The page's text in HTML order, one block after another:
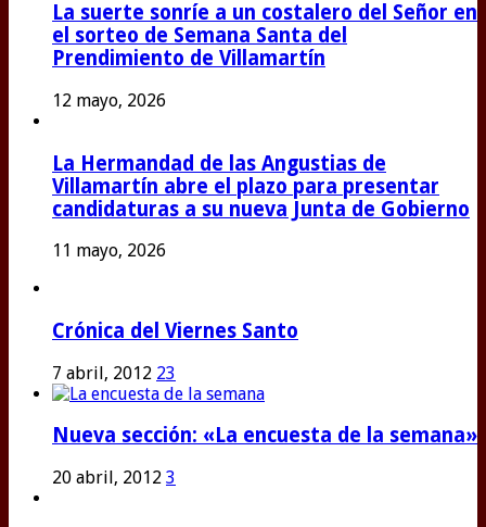
La suerte sonríe a un costalero del Señor en
el sorteo de Semana Santa del
Prendimiento de Villamartín
12 mayo, 2026
La Hermandad de las Angustias de
Villamartín abre el plazo para presentar
candidaturas a su nueva Junta de Gobierno
11 mayo, 2026
Crónica del Viernes Santo
7 abril, 2012 23
Nueva sección: «La encuesta de la semana»
20 abril, 2012 3